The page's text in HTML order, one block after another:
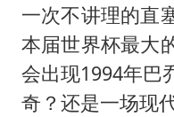
一次不讲理的直
本届世界杯最大
会出现1994年巴
奇？还是一场现